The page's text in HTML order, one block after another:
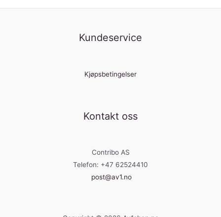
Kundeservice
Kjøpsbetingelser
Kontakt oss
Contribo AS
Telefon: +47 62524410
post@av1.no